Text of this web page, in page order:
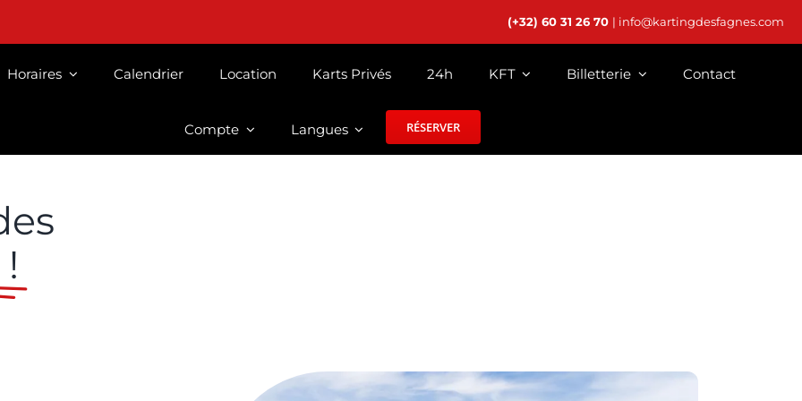
(+32) 60 31 26 70 | info@kartingdesfagnes.com
Horaires Calendrier Location Karts Privés 24h KFT Billetterie Contact
Compte Langues RÉSERVER